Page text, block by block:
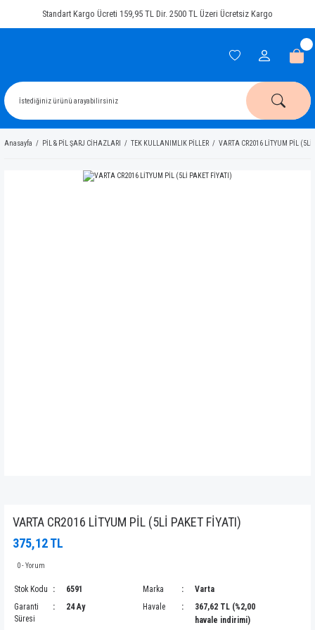
Standart Kargo Ücreti 159,95 TL Dir. 2500 TL Üzeri Ücretsiz Kargo
Anasayfa PİL & PİL ŞARJ CİHAZLARI TEK KULLANIMLIK PİLLER VARTA CR2016 LİTYUM PİL (5Lİ
VARTA CR2016 LİTYUM PİL (5Lİ PAKET FİYATI)
375,12 TL
0 - Yorum
Stok Kodu 6591 Marka
Varta
Garanti
Süresi
24 Ay Havale
367,62 TL (%2,00
havale indirimi)